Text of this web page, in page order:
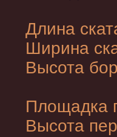
Длина
Ширина
Высота
Площадка
Высота